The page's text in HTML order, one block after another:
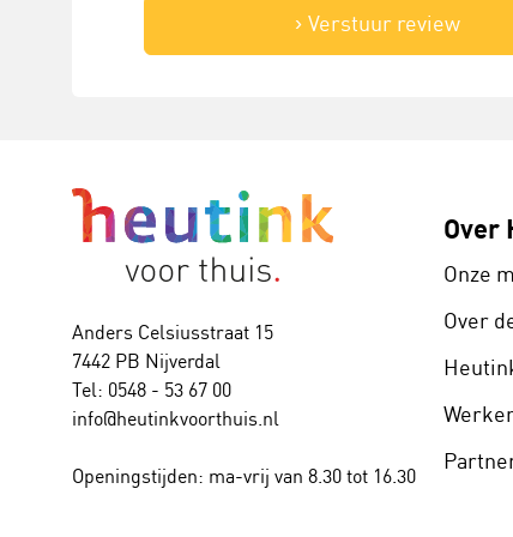
Verstuur review
Anders Celsiusstraat 15
7442 PB Nijverdal
Tel: 0548 - 53 67 00
info@heutinkvoorthuis.nl
Openingstijden: ma-vrij van 8.30 tot 16.30
Over
Onze
Over